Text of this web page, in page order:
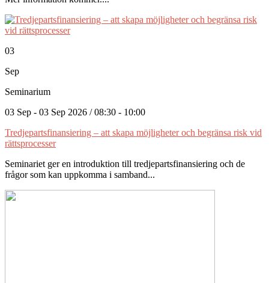
03
Sep
Seminarium
03 Sep - 03 Sep 2026 / 08:30 - 10:00
Tredjepartsfinansiering – att skapa möjligheter och begränsa risk vid
rättsprocesser
Seminariet ger en introduktion till tredjepartsfinansiering och de
frågor som kan uppkomma i samband...